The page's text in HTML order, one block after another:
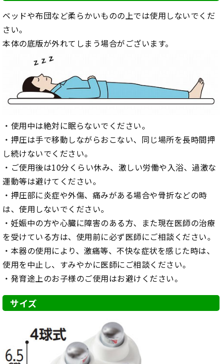
ベッドや布団など柔らかいものの上では使用しないでくだ
さい。
本体の底版が外れてしまう場合がございます。
・使用中は絶対に眠らないでください。
・押圧は手で移動しながらおこない、同じ場所を長時間押
し続けないでください。
・ご使用後は10分くらい休み、激しい労働や入浴、過激な
運動等は避けてください。
・押圧部に炎症や外傷、痛みがある場合や骨折などの時
は、使用しないでください。
・妊娠中の方や心臓に障害のある方、また現在医師の治療
を受けている方は、使用前に必ず医師にご相談ください。
・本器の使用により、激痛等、不快な症状を感じた時は、
使用を中止し、すみやかに医師にご相談ください。
・発育途上のお子様のご使用はお避けください。
サイズ